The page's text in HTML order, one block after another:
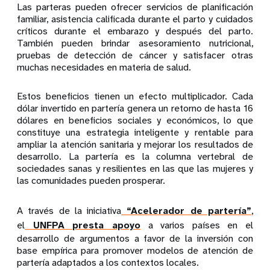
Las parteras pueden ofrecer servicios de planificación
familiar, asistencia calificada durante el parto y cuidados
críticos durante el embarazo y después del parto.
También pueden brindar asesoramiento nutricional,
pruebas de detección de cáncer y satisfacer otras
muchas necesidades en materia de salud.
Estos beneficios tienen un efecto multiplicador. Cada
dólar invertido en partería genera un retorno de hasta 16
dólares en beneficios sociales y económicos, lo que
constituye una estrategia inteligente y rentable para
ampliar la atención sanitaria y mejorar los resultados de
desarrollo. La partería es la columna vertebral de
sociedades sanas y resilientes en las que las mujeres y
las comunidades pueden prosperar.
A través de la iniciativa “Acelerador de partería”,
el UNFPA presta apoyoa varios países en el
desarrollo de argumentos a favor de la inversión con
base empírica para promover modelos de atención de
partería adaptados a los contextos locales.